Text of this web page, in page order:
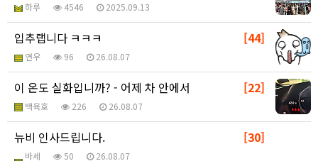
하루 4546 2025.09.13
[44]
입추랩니다 ㅋㅋㅋ
연우 96 26.08.07
[22]
이 온도 실화입니까? - 어제 차 안에서
백육호 226 26.08.07
[30]
뉴비 인사드립니다.
바세 50 26.08.07